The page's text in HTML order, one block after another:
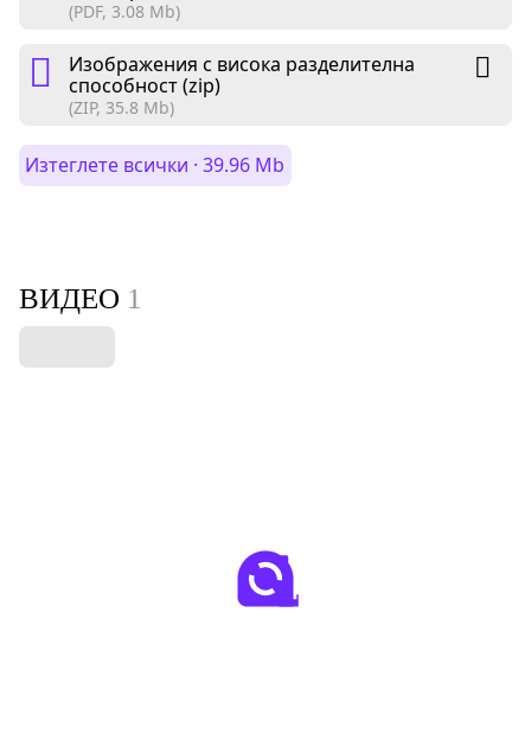
(PDF, 3.08 Mb)
Изображения с висока разделителна
способност (zip)
(ZIP, 35.8 Mb)
Изтеглете всички · 39.96 Mb
ВИДЕО 1